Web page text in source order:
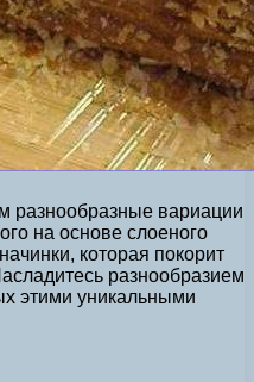
разнообразные вариации
на основе слоеного
которая покорит
разнообразием
этими уникальными